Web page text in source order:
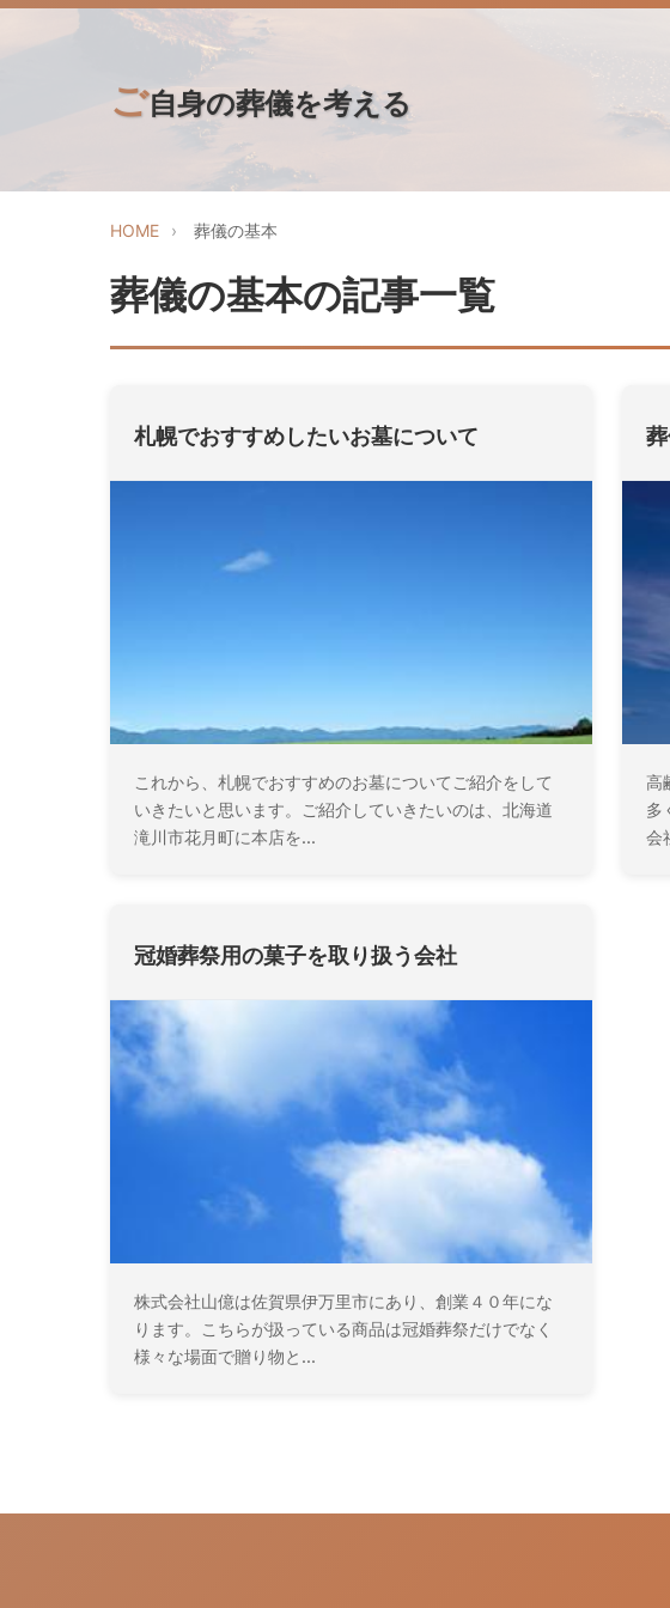
ご自身の葬儀を考える
HOME 葬儀の基本
葬儀の基本の記事一覧
札幌でおすすめしたいお墓について
これから、札幌でおすすめのお墓についてご紹介をして
いきたいと思います。ご紹介していきたいのは、北海道
滝川市花月町に本店を...
高
多
会
冠婚葬祭用の菓子を取り扱う会社
株式会社山億は佐賀県伊万里市にあり、創業４０年にな
ります。こちらが扱っている商品は冠婚葬祭だけでなく
様々な場面で贈り物と...